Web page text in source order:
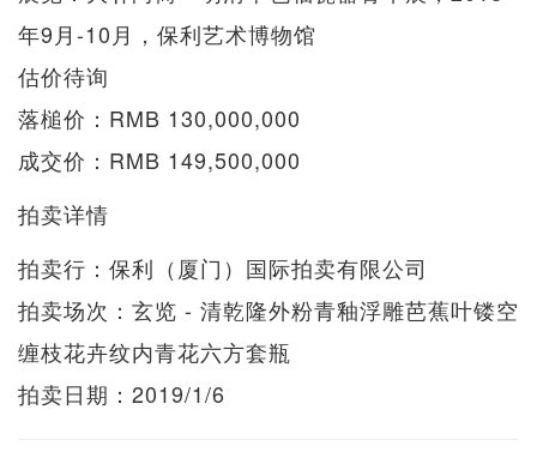
年9月-10月，保利艺术博物馆
估价待询
落槌价：RMB 130,000,000
成交价：RMB 149,500,000
拍卖详情
拍卖行：保利（厦门）国际拍卖有限公司
拍卖场次：玄览 - 清乾隆外粉青釉浮雕芭蕉叶镂空
缠枝花卉纹内青花六方套瓶
拍卖日期：2019/1/6